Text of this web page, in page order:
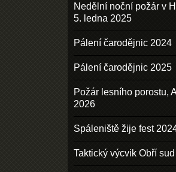
Nedělní noční požár v
5. ledna 2025
Pálení čarodějnic 2024
Pálení čarodějnic 2025
Požár lesního porostu,
2026
Spáleniště žije fest
Taktický výcvik Obří sud